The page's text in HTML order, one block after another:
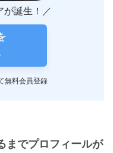
が誕生！／
ーを
無料会員登録
までプロフィールが